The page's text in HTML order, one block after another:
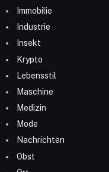
Immobilie
Industrie
Insekt
Krypto
Lebensstil
Maschine
Medizin
Mode
Nachrichten
Obst